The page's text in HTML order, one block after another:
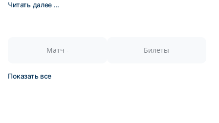
Читать далее ...
Матч - Билеты
Показать все